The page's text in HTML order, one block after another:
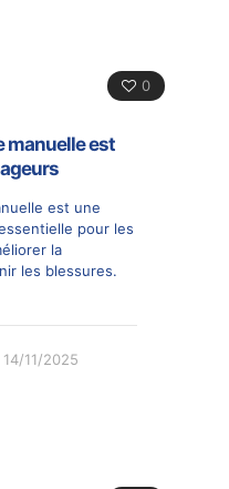
0
manuelle est
est une
pour les
la
les blessures.
14/11/2025